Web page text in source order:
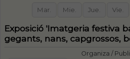
Mar. Mie. Jue. Vie.
Exposició 'Imatgeria festiva
gegants, nans, capgrossos,
Organiza /